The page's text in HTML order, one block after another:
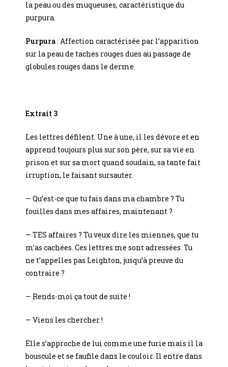
la peau ou des muqueuses, caractéristique du
purpura.
Purpura: Affection caractérisée par l’apparition
sur la peau de taches rouges dues au passage de
globules rouges dans le derme.
Extrait 3
Les lettres défilent. Une à une, il les dévore et en
apprend toujours plus sur son père, sur sa vie en
prison et sur sa mort quand soudain, sa tante fait
irruption, le faisant sursauter.
— Qu’est-ce que tu fais dans ma chambre ? Tu
fouilles dans mes affaires, maintenant ?
— TES affaires ? Tu veux dire les miennes, que tu
m’as cachées. Ces lettres me sont adressées. Tu
ne t’appelles pas Leighton, jusqu’à preuve du
contraire ?
— Rends-moi ça tout de suite !
— Viens les chercher !
Elle s’approche de lui comme une furie mais il la
bouscule et se faufile dans le couloir. Il entre dans